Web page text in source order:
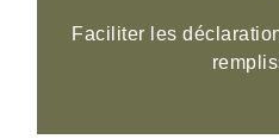
Faciliter les